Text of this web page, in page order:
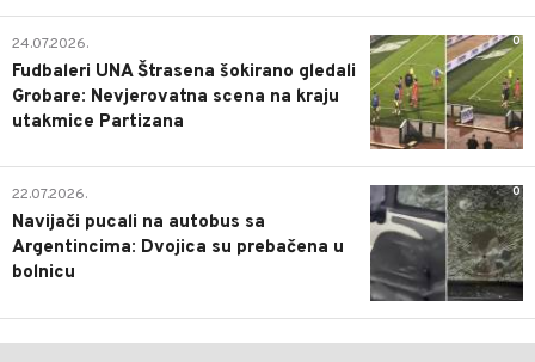
0
24.07.2026.
Fudbaleri UNA Štrasena šokirano gledali
Grobare: Nevjerovatna scena na kraju
utakmice Partizana
0
22.07.2026.
Navijači pucali na autobus sa
Argentincima: Dvojica su prebačena u
bolnicu